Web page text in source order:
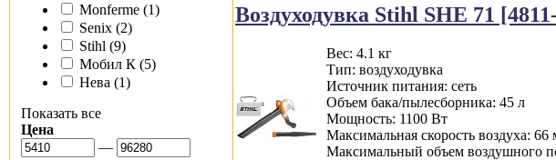
Monferme (1)
Senix (2)
Stihl (9)
Мобил К (5)
Нева (1)
Показать все
Цена
—
Воздуходувка Stihl SHE 71
Вес: 4.1 кг
Тип: воздуходувка
Источник питания: сеть
Объем бака/пылесборника: 45 л
Мощность: 1100 Вт
Максимальная скорость воздуха: 66
Максимальный объем воздушного